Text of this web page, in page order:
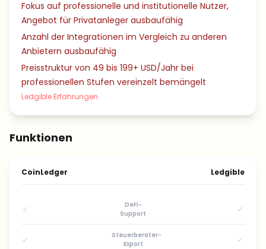
Fokus auf professionelle und institutionelle Nutzer,
Angebot für Privatanleger ausbaufähig
Anzahl der Integrationen im Vergleich zu anderen
Anbietern ausbaufähig
Preisstruktur von 49 bis 199+ USD/Jahr bei
professionellen Stufen vereinzelt bemängelt
Ledgible Erfahrungen
Funktionen
CoinLedger Ledgible
✓
DeFi-
Support
✓
✓
Steuerberater-
Export
✓